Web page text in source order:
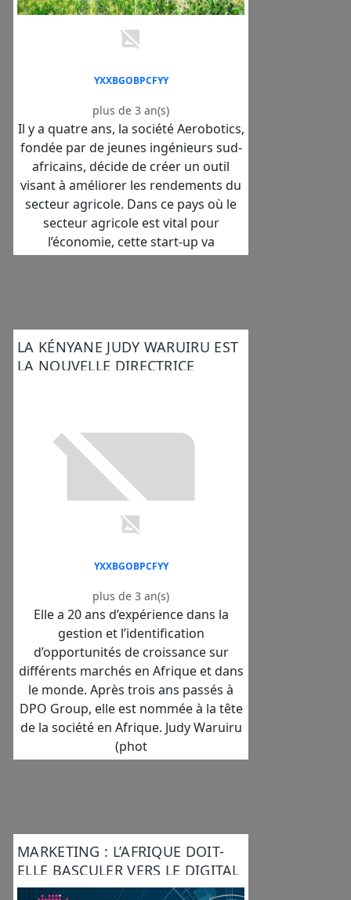
YXXBGOBPCFYY
plus de 3 an(s)
Il y a quatre ans, la société Aerobotics,
fondée par de jeunes ingénieurs sud-
africains, décide de créer un outil
visant à améliorer les rendements du
secteur agricole. Dans ce pays où le
secteur agricole est vital pour
l’économie, cette start-up va
LA KÉNYANE JUDY WARUIRU EST
LA NOUVELLE DIRECTRICE
YXXBGOBPCFYY
plus de 3 an(s)
Elle a 20 ans d’expérience dans la
gestion et l’identification
d’opportunités de croissance sur
différents marchés en Afrique et dans
le monde. Après trois ans passés à
DPO Group, elle est nommée à la tête
de la société en Afrique. Judy Waruiru
(phot
MARKETING : L’AFRIQUE DOIT-
ELLE BASCULER VERS LE DIGITAL
?